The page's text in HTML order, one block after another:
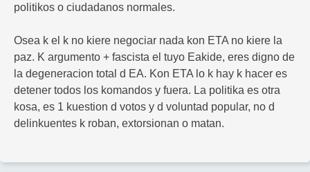
politikos o ciudadanos normales.
Osea k el k no kiere negociar nada kon ETA no kiere la
paz. K argumento + fascista el tuyo Eakide, eres digno de
la degeneracion total d EA. Kon ETA lo k hay k hacer es
detener todos los komandos y fuera. La politika es otra
kosa, es 1 kuestion d votos y d voluntad popular, no d
delinkuentes k roban, extorsionan o matan.